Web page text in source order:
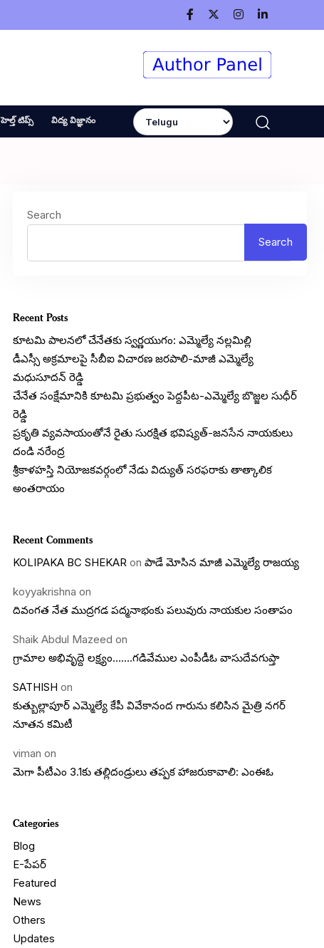
హెల్త్ టిప్స్ విద్య విజ్ఞానం
Search
Search
Recent Posts
కూటమి పాలనలో చేనేతకు స్వర్ణయుగం: ఎమ్మెల్యే నల్లమిల్లి
డీఎస్సీ అక్రమాలపై సీబీఐ విచారణ జరపాలి-మాజీ ఎమ్మెల్యే
మధుసూదన్ రెడ్డి
చేనేత సంక్షేమానికి కూటమి ప్రభుత్వం పెద్దపీట-ఎమ్మెల్యే బొజ్జల సుధీర్
రెడ్డి
ప్రకృతి వ్యవసాయంతోనే రైతు సురక్షిత భవిష్యత్-జనసేన నాయకులు
దండి నరేంద్ర
శ్రీకాళహస్తి నియోజకవర్గంలో నేడు విద్యుత్ సరఫరాకు తాత్కాలిక
అంతరాయం
Recent Comments
KOLIPAKA BC SHEKAR onపాడే మోసిన మాజీ ఎమ్మెల్యే రాజయ్య
koyyakrishna on
దివంగత నేత ముద్రగడ పద్మనాభంకు పలువురు నాయకుల సంతాపం
Shaik Abdul Mazeed on
గ్రామాల అభివృద్దె లక్ష్యం…….గడివేముల ఎంపీడీఓ వాసుదేవగుప్తా
SATHISH on
కుత్బుల్లాపూర్ ఎమ్మెల్యే కేపీ వివేకానంద గారును కలిసిన మైత్రి నగర్
నూతన కమిటీ
viman on
మెగా పీటీఎం 3.1కు తల్లిదండ్రులు తప్పక హాజరుకావాలి: ఎంఈఓ
Categories
Blog
E-పేపర్
Featured
News
Others
Updates